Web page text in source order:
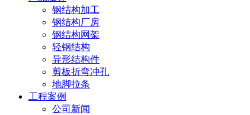
钢结构加工
钢结构厂房
钢结构网架
轻钢结构
异形结构件
剪板折弯冲孔
地脚拉条
工程案例
公司新闻